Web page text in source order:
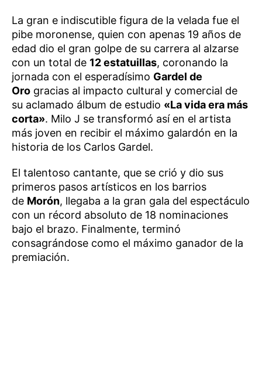
La gran e indiscutible figura de la velada fue el
pibe moronense, quien con apenas 19 años de
edad dio el gran golpe de su carrera al alzarse
con un total de 12 estatuillas, coronando la
jornada con el esperadísimo Gardel de
Oro gracias al impacto cultural y comercial de
su aclamado álbum de estudio «La vida era más
corta». Milo J se transformó así en el artista
más joven en recibir el máximo galardón en la
historia de los Carlos Gardel.
El talentoso cantante, que se crió y dio sus
primeros pasos artísticos en los barrios
de Morón, llegaba a la gran gala del espectáculo
con un récord absoluto de 18 nominaciones
bajo el brazo. Finalmente, terminó
consagrándose como el máximo ganador de la
premiación.